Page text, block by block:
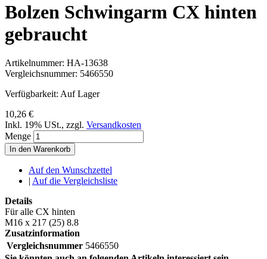
Bolzen Schwingarm CX hinten
gebraucht
Artikelnummer: HA-13638
Vergleichsnummer: 5466550
Verfügbarkeit: Auf Lager
10,26 €
Inkl. 19% USt., zzgl. Versandkosten
Menge
In den Warenkorb
Auf den Wunschzettel
| Auf die Vergleichsliste
Details
Für alle CX hinten
M16 x 217 (25) 8.8
Zusatzinformation
Vergleichsnummer 5466550